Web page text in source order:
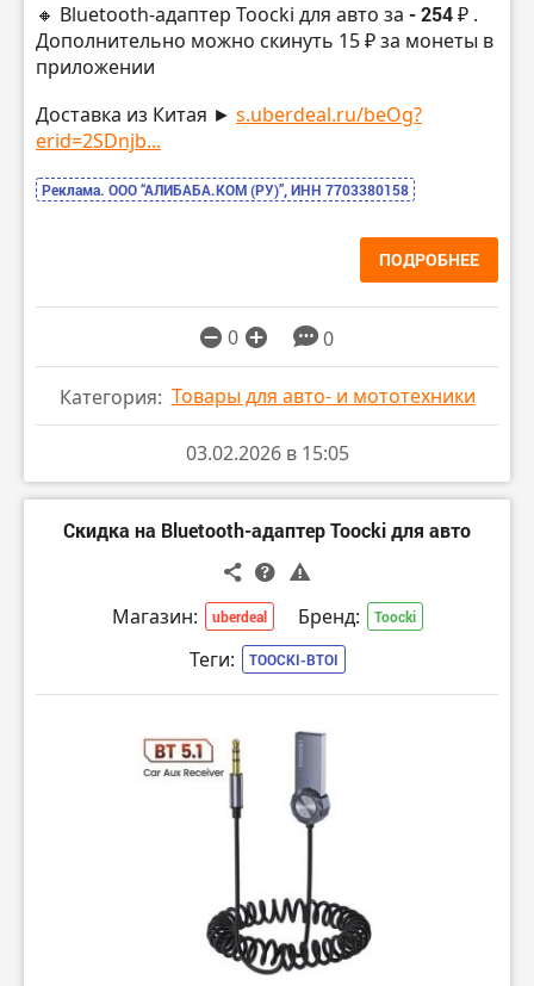
🔸 Bluetooth-адаптер Toocki для авто за - 254 ₽ .
Дополнительно можно скинуть 15 ₽ за монеты в
приложении
Доставка из Китая ► s.uberdeal.ru/beOg?
erid=2SDnjb...
Реклама. ООО “АЛИБАБА.КОМ (РУ)”, ИНН 7703380158
ПОДРОБНЕЕ
0 0
Категория: Товары для авто- и мототехники
03.02.2026 в 15:05
Скидка на Bluetooth-адаптер Toocki для авто
Магазин: uberdeal Бренд: Toocki
Теги: TOOCKI-BTOI